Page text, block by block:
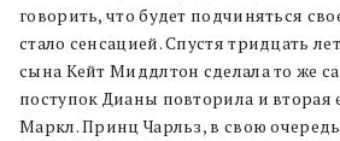
говорить, что будет подчиняться
стало сенсацией. Спустя тридцать
сына Кейт Миддлтон сделала то же
поступок Дианы повторила и вторая
Маркл. Принц Чарльз, в свою